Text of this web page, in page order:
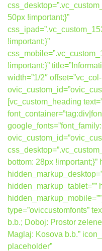
50px !important;}”
!important;}”
!important;}”
width=”1/2″
[vc_custom_heading
bottom: 28px !important;}”
hidden_markup_tablet=””
type=”oviccustomfonts”
b.b.; Doboj: Prostor
Maglaj: Kosova b.b.”
placeholder”